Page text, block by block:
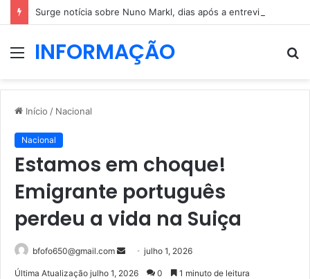
MenuINFORMAÇÃO
Início / Nacional
Nacional
Estamos em choque!
Emigrante português
perdeu a vida na Suiça
bfofo650@gmail.com
Mandejulho 1, 2026
Última Atualização julho 1, 2026 0 1 minuto de leitura